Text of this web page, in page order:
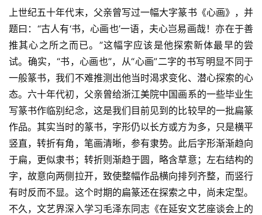
上世纪五十年代末，父亲曾写过一幅大字篆书《心画》，并
题曰：“古人有‘书，心画也’一语，夫心岂易画哉！亦在于善
推其心之所之而已。”这幅字应该是他探索新体最早的尝
试。确实，“书，心画也”，从“心画”二字的书写明显不同于
一般篆书，我们不难推测出他当时渴求变化、潜心探索的心
态。六十年代初，父亲曾给浙江美院中国画系的一些毕业生
写篆书作临别纪念，这是我们目前见到的比较早的一批扁篆
作品。其实当时的篆书，字形仍以长方或方为多，只是横平
竖直，转折有角，笔画清晰，参有隶势。此后字形渐渐趋向
于扁，更似隶书；转折则渐趋于圆，略含草意；左右结构的
字，故意向两侧拉开，致使整幅作品横向排列齐整，而竖行
有时反而不显。这个时期的扁篆还在探索之中，尚未定型。
不久，文艺界深入学习毛泽东同志《在延安文艺座谈会上的